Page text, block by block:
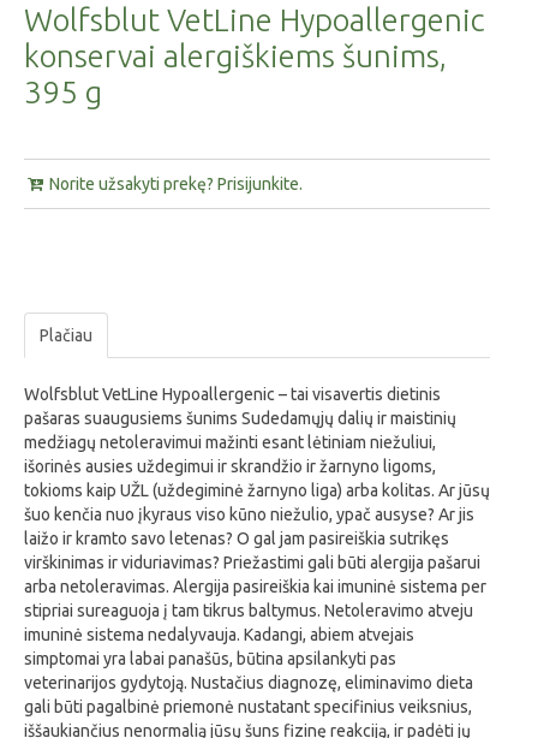
Wolfsblut VetLine Hypoallergenic
konservai alergiškiems šunims,
395 g
Norite užsakyti prekę? Prisijunkite.
Plačiau
Wolfsblut VetLine Hypoallergenic – tai visavertis dietinis
pašaras suaugusiems šunims Sudedamųjų dalių ir maistinių
medžiagų netoleravimui mažinti esant lėtiniam niežuliui,
išorinės ausies uždegimui ir skrandžio ir žarnyno ligoms,
tokioms kaip UŽL (uždegiminė žarnyno liga) arba kolitas. Ar jūsų
šuo kenčia nuo įkyraus viso kūno niežulio, ypač ausyse? Ar jis
laižo ir kramto savo letenas? O gal jam pasireiškia sutrikęs
virškinimas ir viduriavimas? Priežastimi gali būti alergija pašarui
arba netoleravimas. Alergija pasireiškia kai imuninė sistema per
stipriai sureaguoja į tam tikrus baltymus. Netoleravimo atveju
imuninė sistema nedalyvauja. Kadangi, abiem atvejais
simptomai yra labai panašūs, būtina apsilankyti pas
veterinarijos gydytoją. Nustačius diagnozę, eliminavimo dieta
gali būti pagalbinė priemonė nustatant specifinius veiksnius,
iššaukiančius nenormalią jūsų šuns fizinę reakciją, ir padėti jų